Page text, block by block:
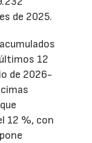
de 2025.
12
de 2026-
12 %, con